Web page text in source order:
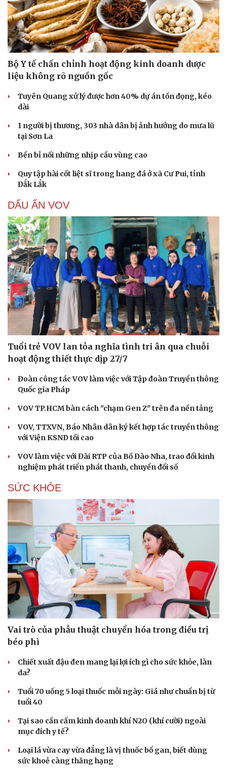
Du lịch
Săn Tour
check-in
Podcast
Đọc truyện đêm khuya
Kể chuyện cho bé
Hạt giống tâm hồn
Bộ Y tế chấn chỉnh hoạt động kinh doanh dược
liệu không rõ nguồn gốc
Tuyên Quang xử lý được hơn 40% dự án tồn đọng, kéo
dài
1 người bị thương, 303 nhà dân bị ảnh hưởng do mưa lũ
tại Sơn La
Bền bỉ nối những nhịp cầu vùng cao
Quy tập hài cốt liệt sĩ trong hang đá ở xã Cư Pui, tỉnh
Đắk Lắk
DẤU ẤN VOV
Tuổi trẻ VOV lan tỏa nghĩa tình tri ân qua chuỗi
hoạt động thiết thực dịp 27/7
Đoàn công tác VOV làm việc với Tập đoàn Truyền thông
Quốc gia Pháp
VOV TP.HCM bàn cách "chạm Gen Z" trên đa nền tảng
VOV, TTXVN, Báo Nhân dân ký kết hợp tác truyền thông
với Viện KSND tối cao
VOV làm việc với Đài RTP của Bồ Đào Nha, trao đổi kinh
nghiệm phát triển phát thanh, chuyển đổi số
SỨC KHỎE
Vai trò của phẫu thuật chuyển hóa trong điều trị
béo phì
Chiết xuất đậu đen mang lại lợi ích gì cho sức khỏe, làn
da?
Tuổi 70 uống 5 loại thuốc mỗi ngày: Giá như chuẩn bị từ
tuổi 40
Tại sao cần cấm kinh doanh khí N2O (khí cười) ngoài
mục đích y tế?
Loại lá vừa cay vừa đắng là vị thuốc bổ gan, biết dùng
sức khoẻ càng thăng hạng